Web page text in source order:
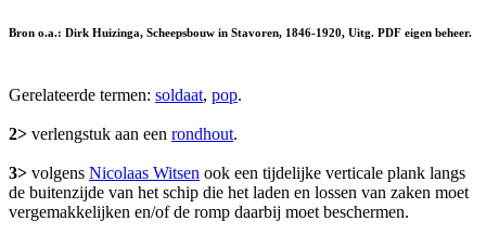
Bron o.a.: Dirk Huizinga, Scheepsbouw in Stavoren, 1846-1920, Uitg. PDF eigen beheer.
Gerelateerde termen: soldaat, pop.
2> verlengstuk aan een rondhout.
3> volgens Nicolaas Witsen ook een tijdelijke verticale plank langs
de buitenzijde van het schip die het laden en lossen van zaken moet
vergemakkelijken en/of de romp daarbij moet beschermen.